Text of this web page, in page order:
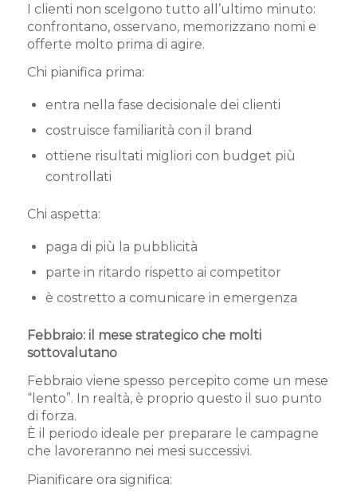
I clienti non scelgono tutto all’ultimo minuto:
confrontano, osservano, memorizzano nomi e
offerte molto prima di agire.
Chi pianifica prima:
entra nella fase decisionale dei clienti
costruisce familiarità con il brand
ottiene risultati migliori con budget più
controllati
Chi aspetta:
paga di più la pubblicità
parte in ritardo rispetto ai competitor
è costretto a comunicare in emergenza
Febbraio: il mese strategico che molti
sottovalutano
Febbraio viene spesso percepito come un mese
“lento”. In realtà, è proprio questo il suo punto
di forza.
È il periodo ideale per preparare le campagne
che lavoreranno nei mesi successivi.
Pianificare ora significa: